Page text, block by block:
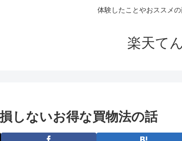
体験したことやおススメ
楽天て
しないお得な買物法の話